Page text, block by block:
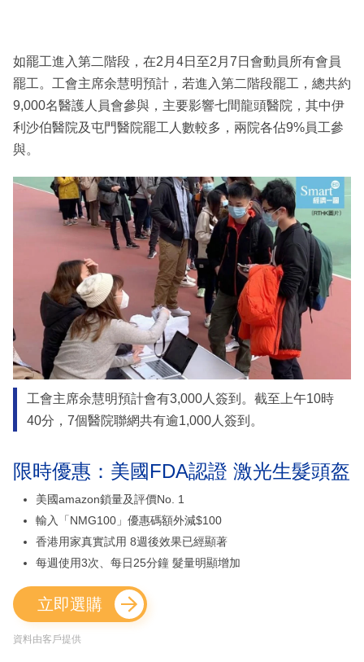
如罷工進入第二階段，在2月4日至2月7日會動員所有會員
罷工。工會主席余慧明預計，若進入第二階段罷工，總共約
9,000名醫護人員會參與，主要影響七間龍頭醫院，其中伊
利沙伯醫院及屯門醫院罷工人數較多，兩院各佔9%員工參
與。
工會主席余慧明預計會有3,000人簽到。截至上午10時
40分，7個醫院聯網共有逾1,000人簽到。
限時優惠：美國FDA認證 激光生髮頭盔
美國amazon鎖量及評價No. 1
輸入「NMG100」優惠碼額外減$100
香港用家真實試用 8週後效果已經顯著
每週使用3次、每日25分鐘 髮量明顯增加
立即選購
資料由客戶提供